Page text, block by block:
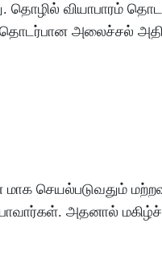
. தொழில் வியாபாரம்
தொடர்பான அலைச்சல்
மாக செயல்படுவதும்
. அதனால்